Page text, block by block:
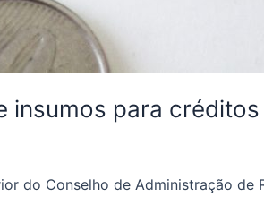
insumos para
do Conselho de Administração de